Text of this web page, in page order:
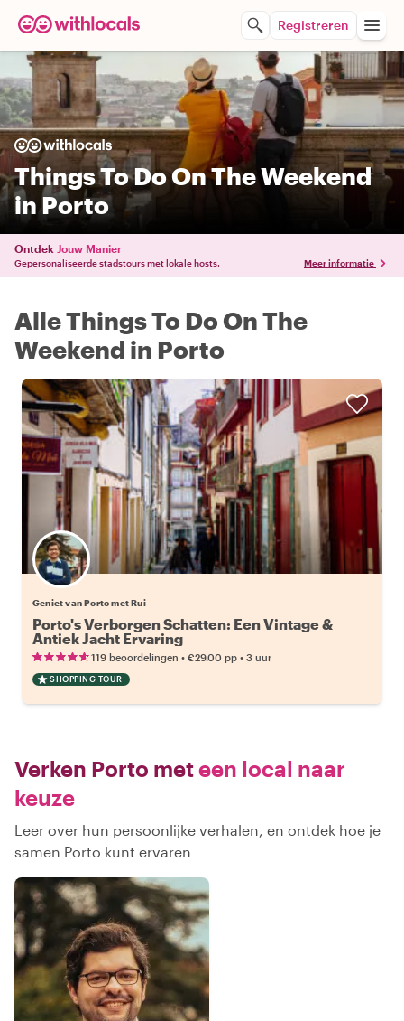
Registreren
Things To Do On The Weekend
in Porto
Ontdek Jouw Manier
Gepersonaliseerde stadstours met lokale hosts. Meer informatie
Alle Things To Do On The
Weekend in Porto
Geniet van Porto met Rui
Porto's Verborgen Schatten: Een Vintage &
Antiek Jacht Ervaring
119 beoordelingen • €29.00 pp • 3 uur
SHOPPING TOUR
Verken Porto meteen local naar
keuze
Leer over hun persoonlijke verhalen, en ontdek hoe je
samen Porto kunt ervaren